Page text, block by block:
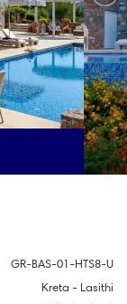
GR-BAS-01-HTS8-U
Kreta - Lasithi